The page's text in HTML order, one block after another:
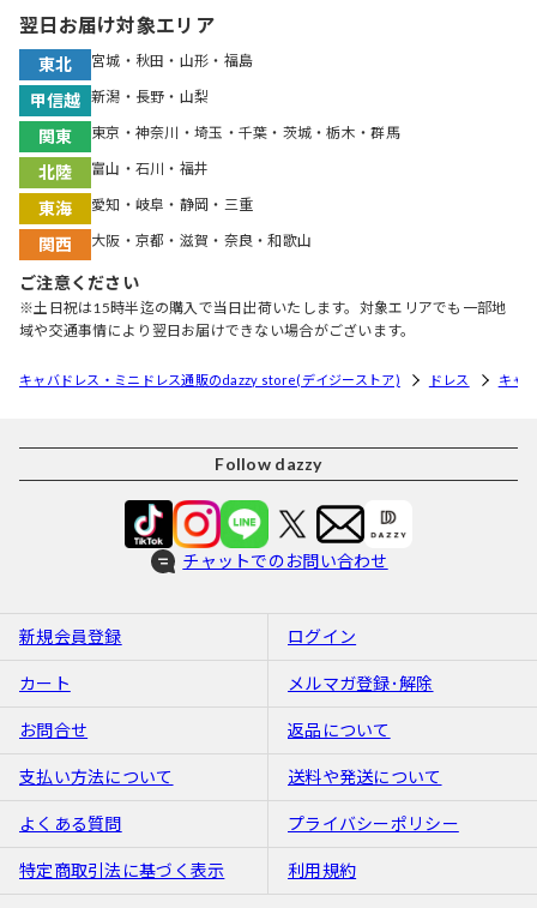
翌日お届け対象エリア
東北 宮城・秋田・山形・福島
甲信越 新潟・長野・山梨
関東 東京・神奈川・埼玉・千葉・茨城・栃木・群馬
北陸 富山・石川・福井
東海 愛知・岐阜・静岡・三重
関西 大阪・京都・滋賀・奈良・和歌山
ご注意ください
※土日祝は15時半迄の購入で当日出荷いたします。対象エリアでも一部地
域や交通事情により翌日お届けできない場合がございます。
キャバドレス・ミニドレス通販のdazzy store(デイジーストア) ドレス キャ
Follow dazzy
チャットでのお問い合わせ
新規会員登録 ログイン
カート メルマガ登録･解除
お問合せ 返品について
支払い方法について 送料や発送について
よくある質問 プライバシーポリシー
特定商取引法に基づく表示 利用規約